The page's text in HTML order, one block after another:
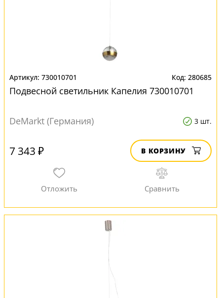
730010701 280685
Подвесной светильник Капелия 730010701
DeMarkt (Германия) 3 шт.
7 343 ₽ В КОРЗИНУ